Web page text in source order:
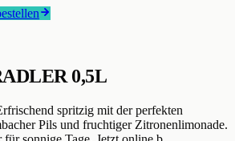
0,5L
spritzig mit der perfekten
Pils und fruchtiger Zitronenlimonade.